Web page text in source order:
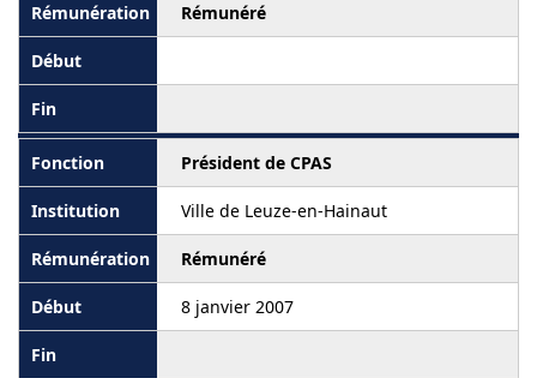
Rémunéré
Président de CPAS
Ville de Leuze-en-Hainaut
Rémunéré
8 janvier 2007